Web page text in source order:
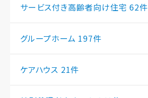
サービス付き高齢者向け住宅62件
グループホーム 197件
ケアハウス 21件